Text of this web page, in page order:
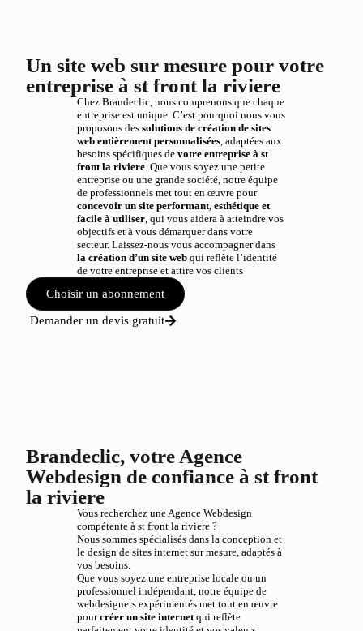
Un site web sur mesure pour votre
entreprise à st front la riviere
Chez Brandeclic, nous comprenons que chaque
entreprise est unique. C’est pourquoi nous vous
proposons des solutions de création de sites
web entièrement personnalisées, adaptées aux
besoins spécifiques de votre entreprise à st
front la riviere. Que vous soyez une petite
entreprise ou une grande société, notre équipe
de professionnels met tout en œuvre pour
concevoir un site performant, esthétique et
facile à utiliser, qui vous aidera à atteindre vos
objectifs et à vous démarquer dans votre
secteur. Laissez-nous vous accompagner dans
la création d’un site webqui reflète l’identité
de votre entreprise et attire vos clients
Choisir un abonnement
Demander un devis gratuit
Brandeclic, votre Agence
Webdesign de confiance à st front
la riviere
Vous recherchez une Agence Webdesign
compétente à st front la riviere ?
Nous sommes spécialisés dans la conception et
le design de sites internet sur mesure, adaptés à
vos besoins.
Que vous soyez une entreprise locale ou un
professionnel indépendant, notre équipe de
webdesigners expérimentés met tout en œuvre
pourcréer un site internetqui reflète